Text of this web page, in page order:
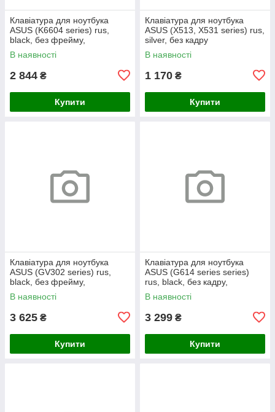
Клавіатура для ноутбука
ASUS (K6604 series) rus,
black, без фрейму,
підсвічування клавіш (Red
Esc)
В наявності
2 844 ₴
Купити
Клавіатура для ноутбука
ASUS (X513, X531 series) rus,
silver, без кадру
В наявності
1 170 ₴
Купити
Клавіатура для ноутбука
ASUS (GV302 series) rus,
black, без фрейму,
підсвічування клавіш
В наявності
3 625 ₴
Купити
Клавіатура для ноутбука
ASUS (G614 series series)
rus, black, без кадру,
підсвічування клавіш (RGB 4)
В наявності
3 299 ₴
Купити